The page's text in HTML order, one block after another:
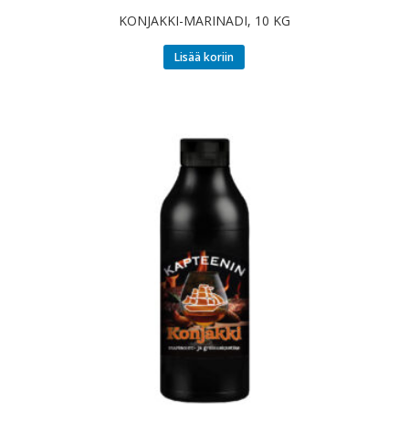
KONJAKKI-MARINADI, 10 KG
Lisää koriin